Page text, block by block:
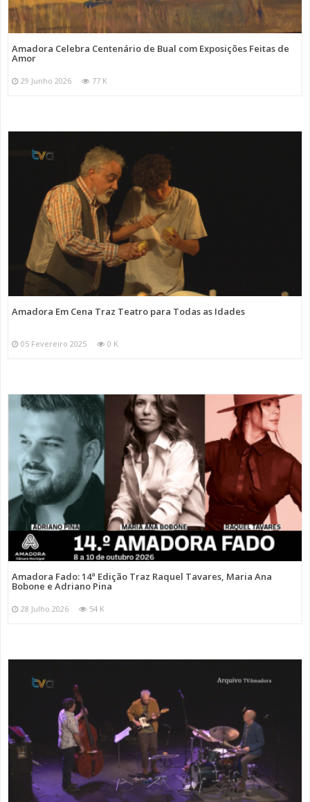
Amadora Celebra Centenário de Bual com Exposições Feitas de
Amor
29 Junho 2026 77 K
Amadora Em Cena Traz Teatro para Todas as Idades
05 Fevereiro 2025 0 K
Amadora Fado: 14ª Edição Traz Raquel Tavares, Maria Ana
Bobone e Adriano Pina
28 Julho 2026 54 K